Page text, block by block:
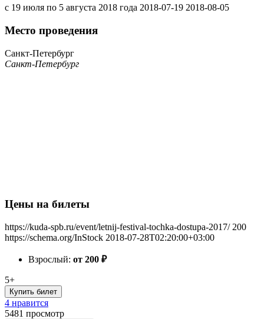
с 19 июля по 5 августа 2018 года 2018-07-19 2018-08-05
Место проведения
Санкт-Петербург
Санкт-Петербург
Цены на билеты
https://kuda-spb.ru/event/letnij-festival-tochka-dostupa-2017/ 200
https://schema.org/InStock 2018-07-28T02:20:00+03:00
Взрослый: от 200 ₽
5+
Купить билет
4 нравится
5481 просмотр